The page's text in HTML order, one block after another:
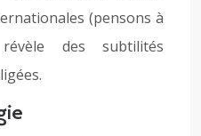
(pensons à
des subtilités